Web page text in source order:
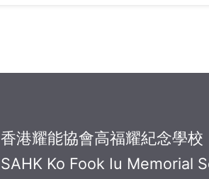
香港耀能協會高福耀紀念學校
SAHK Ko Fook Iu Memorial